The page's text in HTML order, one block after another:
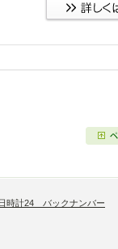
時計24 バックナンバー